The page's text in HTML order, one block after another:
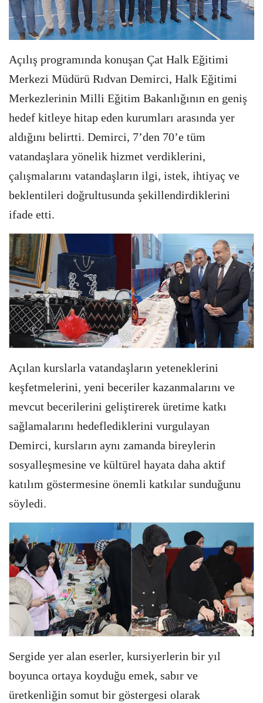
Açılış programında konuşan Çat Halk Eğitimi
Merkezi Müdürü Rıdvan Demirci, Halk Eğitimi
Merkezlerinin Milli Eğitim Bakanlığının en geniş
hedef kitleye hitap eden kurumları arasında yer
aldığını belirtti. Demirci, 7’den 70’e tüm
vatandaşlara yönelik hizmet verdiklerini,
çalışmalarını vatandaşların ilgi, istek, ihtiyaç ve
beklentileri doğrultusunda şekillendirdiklerini
ifade etti.
Açılan kurslarla vatandaşların yeteneklerini
keşfetmelerini, yeni beceriler kazanmalarını ve
mevcut becerilerini geliştirerek üretime katkı
sağlamalarını hedeflediklerini vurgulayan
Demirci, kursların aynı zamanda bireylerin
sosyalleşmesine ve kültürel hayata daha aktif
katılım göstermesine önemli katkılar sunduğunu
söyledi.
Sergide yer alan eserler, kursiyerlerin bir yıl
boyunca ortaya koyduğu emek, sabır ve
üretkenliğin somut bir göstergesi olarak